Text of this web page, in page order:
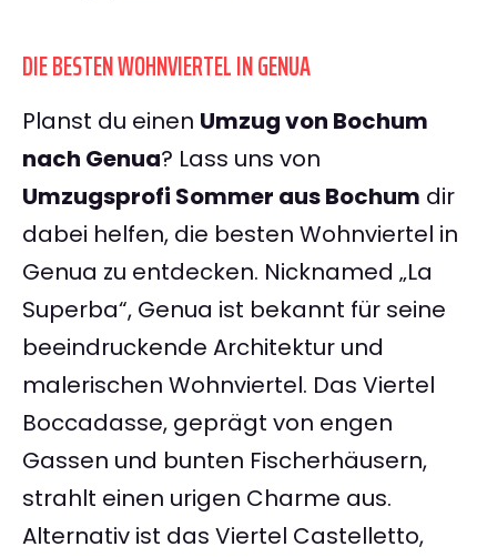
DIE BESTEN WOHNVIERTEL IN GENUA
Planst du einen Umzug von Bochum
nach Genua? Lass uns von
Umzugsprofi Sommer aus Bochum dir
dabei helfen, die besten Wohnviertel in
Genua zu entdecken. Nicknamed „La
Superba“, Genua ist bekannt für seine
beeindruckende Architektur und
malerischen Wohnviertel. Das Viertel
Boccadasse, geprägt von engen
Gassen und bunten Fischerhäusern,
strahlt einen urigen Charme aus.
Alternativ ist das Viertel Castelletto,